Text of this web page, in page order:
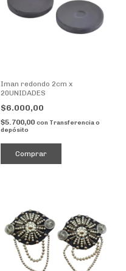
Iman redondo 2cm x
20UNIDADES
$6.000,00
$5.700,00 con Transferencia o
depósito